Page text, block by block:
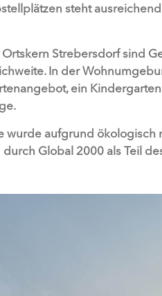
steht
Strebersdorf sind
In der
ein
wurde aufgrund ökologisch
Global 2000 als Teil